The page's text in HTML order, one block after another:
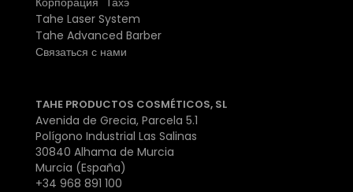
Tahe Laser System
Tahe Advanced Barber
Связаться с нами
TAHE PRODUCTOS COSMÉTICOS, SL
Avenida de Grecia, Parcela 5.1
Polígono Industrial Las Salinas
30840 Alhama de Murcia
Murcia (España)
+34 968 891 100